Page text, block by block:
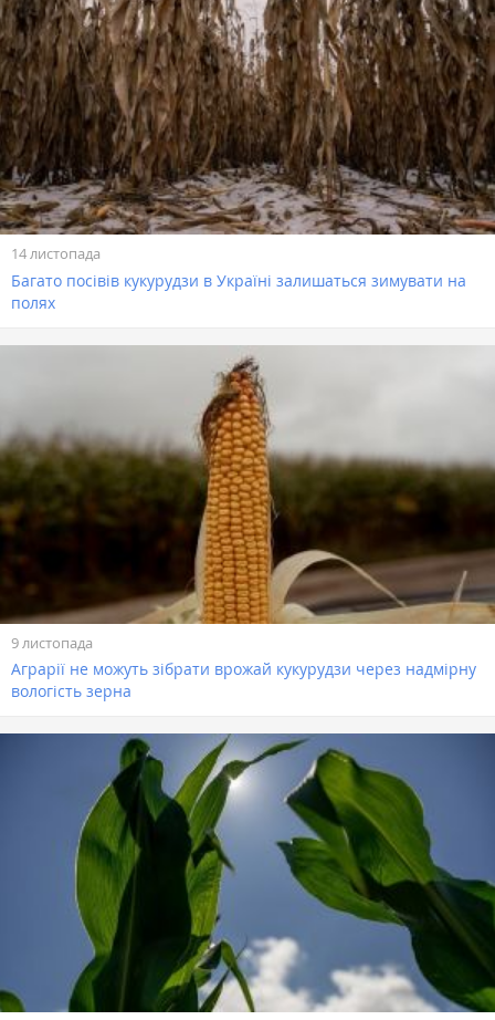
14 листопада
Багато посівів кукурудзи в Україні залишаться зимувати на
полях
9 листопада
Аграрії не можуть зібрати врожай кукурудзи через надмірну
вологість зерна